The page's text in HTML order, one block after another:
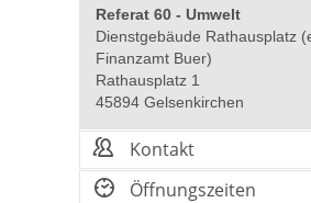
Referat 60 - Umwelt
Dienstgebäude Rathausplatz
Finanzamt Buer)
Rathausplatz 1
45894 Gelsenkirchen
Kontakt
Öffnungszeiten